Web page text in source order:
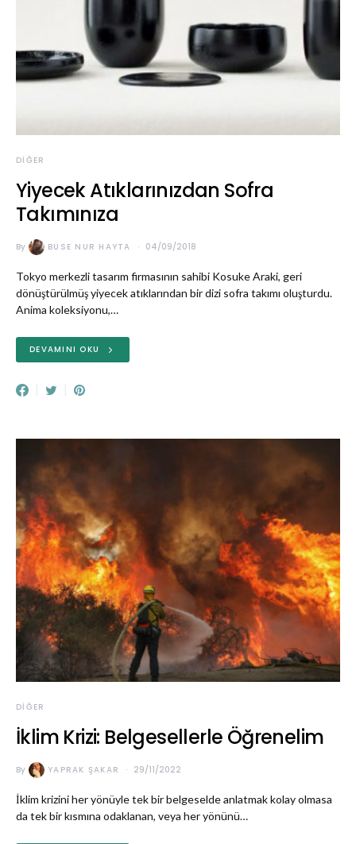
DIĞER
Yiyecek Atıklarınızdan Sofra
Takımınıza
By BUSE NUR HAYTA 04/09/2018
Tokyo merkezli tasarım firmasının sahibi Kosuke Araki, geri
dönüştürülmüş yiyecek atıklarından bir dizi sofra takımı oluşturdu.
Anima koleksiyonu,…
DEVAMINI OKU
DIĞER
İklim Krizi: Belgesellerle Öğrenelim
By YAPRAK ŞAKAR 29/11/2022
İklim krizini her yönüyle tek bir belgeselde anlatmak kolay olmasa
da tek bir kısmına odaklanan, veya her yönünü…